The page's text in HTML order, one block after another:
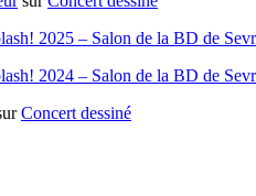
2025 – Salon de la BD de
2024 – Salon de la BD de
Concert dessiné